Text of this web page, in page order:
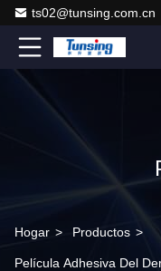
ts02@tunsing.com.cn
Hogar > Productos >
Película Adhesiva Del